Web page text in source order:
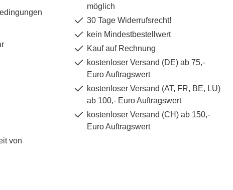
von
möglich
30 Tage Widerrufsrecht!
kein Mindestbestellwert
Kauf auf Rechnung
kostenloser Versand (DE) ab 75,-
Euro Auftragswert
kostenloser Versand (AT, FR, BE, LU)
ab 100,- Euro Auftragswert
kostenloser Versand (CH) ab 150,-
Euro Auftragswert